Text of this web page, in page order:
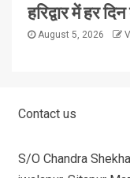
हरिद्वार में हर
August 5, 2026
Contact us
S/O Chandra